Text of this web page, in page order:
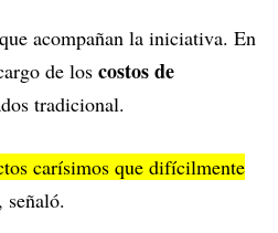
que acompañan la iniciativa. En
de los costos de
tradicional.
carísimos que difícilmente
, señaló.